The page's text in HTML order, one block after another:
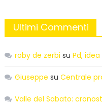
Ultimi Commenti
roby de zerbi su Pd,
Giuseppe su Centrale
Valle del Sabato: